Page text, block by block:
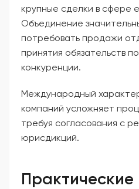
крупные сделки в сфере
Объединение
потребовать продажи
принятия обязательств
конкуренции.
Международный
компаний усложняет
требуя согласования с
юрисдикций.